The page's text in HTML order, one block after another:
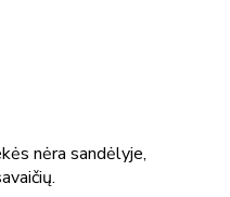
nėra sandėlyje,